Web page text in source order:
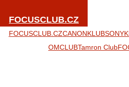
FOCUSCLUB.CZ
FOCUSCLUB.CZCANONKLUB
OMCLUBTamron Club